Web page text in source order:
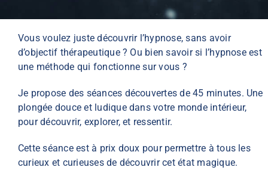
Vous voulez juste découvrir l’hypnose, sans avoir
d’objectif thérapeutique ? Ou bien savoir si l’hypnose est
une méthode qui fonctionne sur vous ?
Je propose des séances découvertes de 45 minutes. Une
plongée douce et ludique dans votre monde intérieur,
pour découvrir, explorer, et ressentir.
Cette séance est à prix doux pour permettre à tous les
curieux et curieuses de découvrir cet état magique.